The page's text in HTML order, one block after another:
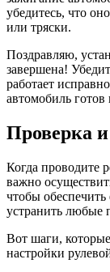
убедитесь, что
или тряски.
Поздравляю,
завершена!
работает
автомобиль готов
Проверка
Когда проводите
важно
чтобы
устранить любые
Вот шаги,
настройки